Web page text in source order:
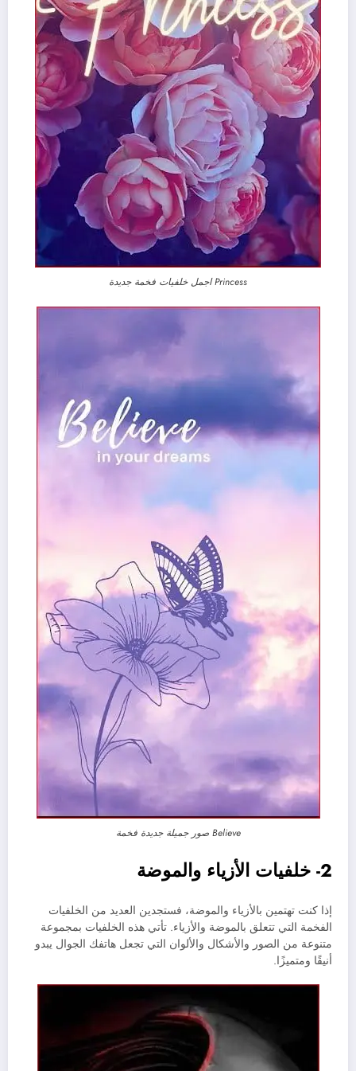
Princess اجمل خلفيات فخمة جديدة
Believe صور جميلة جديدة فخمة
2- خلفيات الأزياء والموضة
إذا كنت تهتمين بالأزياء والموضة، فستجدين العديد من الخلفيات
الفخمة التي تتعلق بالموضة والأزياء. تأتي هذه الخلفيات بمجموعة
متنوعة من الصور والأشكال والألوان التي تجعل هاتفك الجوال يبدو
أنيقًا ومتميزًا.